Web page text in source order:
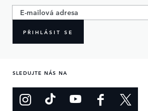
PŘIHLÁSIT SE
SLEDUJTE NÁS NA